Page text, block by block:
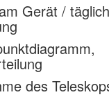
Gerät /
des